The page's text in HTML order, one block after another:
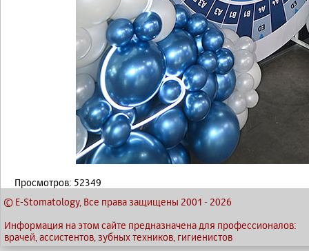
Просмотров: 52349
© E-Stomatology, Все права защищены 2001 - 2026
Информация на этом сайте предназначена для профессионалов:
врачей, ассистентов, зубных техников, гигиенистов